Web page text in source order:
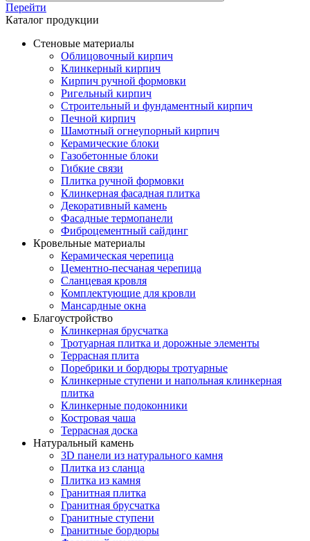
Перейти
Каталог продукции
Стеновые материалы
Облицовочный кирпич
Клинкерный кирпич
Кирпич ручной формовки
Ригельный кирпич
Строительный и фундаментный кирпич
Печной кирпич
Шамотный огнеупорный кирпич
Керамические блоки
Газобетонные блоки
Гибкие связи
Плитка ручной формовки
Клинкерная фасадная плитка
Декоративный камень
Фасадные термопанели
Фиброцементный сайдинг
Кровельные материалы
Керамическая черепица
Цементно-песчаная черепица
Сланцевая кровля
Комплектующие для кровли
Мансардные окна
Благоустройство
Клинкерная брусчатка
Тротуарная плитка и дорожные элементы
Террасная плита
Поребрики и бордюры тротуарные
Клинкерные ступени и напольная клинкерная
плитка
Клинкерные подоконники
Костровая чаша
Террасная доска
Натуральный камень
3D панели из натурального камня
Плитка из сланца
Плитка из камня
Гранитная плитка
Гранитная брусчатка
Гранитные ступени
Гранитные бордюры